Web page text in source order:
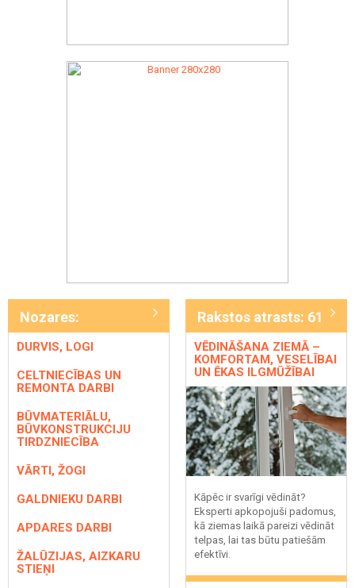
Nozares:
DURVIS, LOGI
CELTNIECĪBAS UN
REMONTA DARBI
BŪVMATERIĀLU,
BŪVKONSTRUKCIJU
TIRDZNIECĪBA
VĀRTI, ŽOGI
GALDNIEKU DARBI
APDARES DARBI
ŽALŪZIJAS, AIZKARU
STIEŅI
Rakstos atrasts: 61
VĒDINĀŠANA ZIEMĀ –
KOMFORTAM, VESELĪBAI
UN ĒKAS ILGMŪŽĪBAI
Kāpēc ir svarīgi vēdināt?
Eksperti apkopojuši padomus,
kā ziemas laikā pareizi vēdināt
telpas, lai tas būtu patiešām
efektīvi.